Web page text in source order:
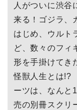
人がついに渋谷
来る！ゴジラ、
はじめ、ウルト
ど、数々のフィ
形を手掛けてき
怪獣人生とは
ーツは、なんと
売の別冊スクリ